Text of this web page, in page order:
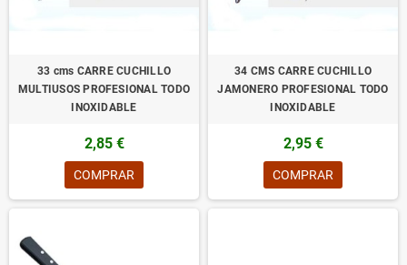
33 cms CARRE CUCHILLO
MULTIUSOS PROFESIONAL TODO
INOXIDABLE
2,85 €
COMPRAR
34 CMS CARRE CUCHILLO
JAMONERO PROFESIONAL TODO
INOXIDABLE
2,95 €
COMPRAR